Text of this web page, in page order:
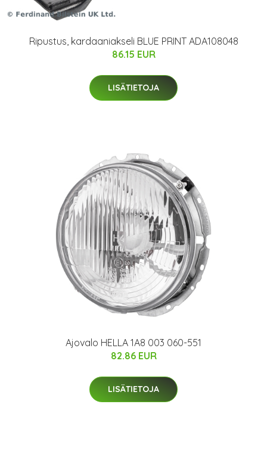
Ripustus, kardaaniakseli BLUE PRINT ADA108048
86.15 EUR
LISÄTIETOJA
Ajovalo HELLA 1A8 003 060-551
82.86 EUR
LISÄTIETOJA